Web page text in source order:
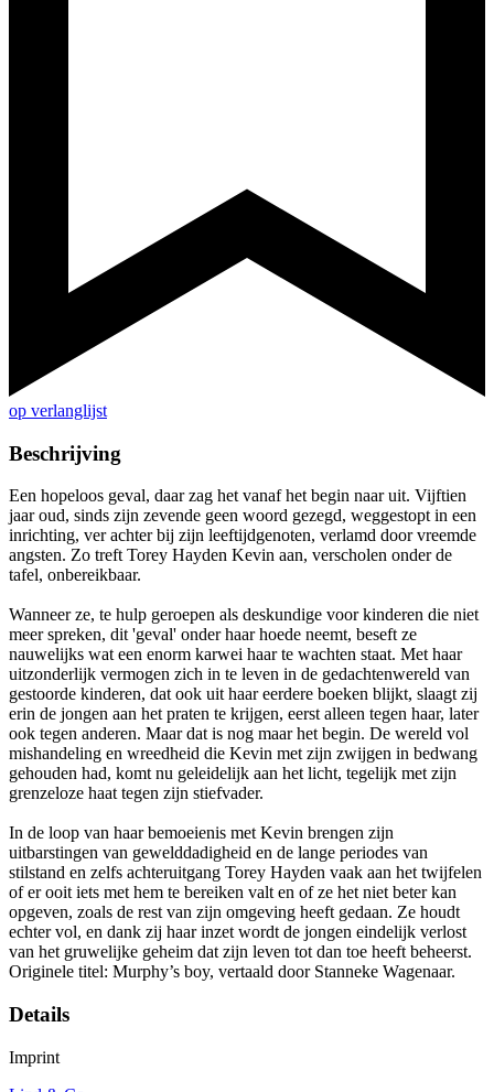
op verlanglijst
Beschrijving
Een hopeloos geval, daar zag het vanaf het begin naar uit. Vijftien
jaar oud, sinds zijn zevende geen woord gezegd, weggestopt in een
inrichting, ver achter bij zijn leeftijdgenoten, verlamd door vreemde
angsten. Zo treft Torey Hayden Kevin aan, verscholen onder de
tafel, onbereikbaar.
Wanneer ze, te hulp geroepen als deskundige voor kinderen die niet
meer spreken, dit 'geval' onder haar hoede neemt, beseft ze
nauwelijks wat een enorm karwei haar te wachten staat. Met haar
uitzonderlijk vermogen zich in te leven in de gedachtenwereld van
gestoorde kinderen, dat ook uit haar eerdere boeken blijkt, slaagt zij
erin de jongen aan het praten te krijgen, eerst alleen tegen haar, later
ook tegen anderen. Maar dat is nog maar het begin. De wereld vol
mishandeling en wreedheid die Kevin met zijn zwijgen in bedwang
gehouden had, komt nu geleidelijk aan het licht, tegelijk met zijn
grenzeloze haat tegen zijn stiefvader.
In de loop van haar bemoeienis met Kevin brengen zijn
uitbarstingen van gewelddadigheid en de lange periodes van
stilstand en zelfs achteruitgang Torey Hayden vaak aan het twijfelen
of er ooit iets met hem te bereiken valt en of ze het niet beter kan
opgeven, zoals de rest van zijn omgeving heeft gedaan. Ze houdt
echter vol, en dank zij haar inzet wordt de jongen eindelijk verlost
van het gruwelijke geheim dat zijn leven tot dan toe heeft beheerst.
Originele titel: Murphy’s boy, vertaald door Stanneke Wagenaar.
Details
Imprint